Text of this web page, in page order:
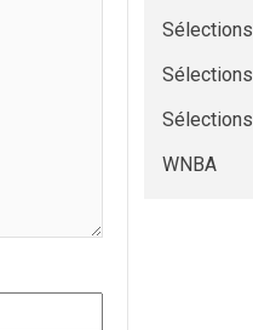
WNBA